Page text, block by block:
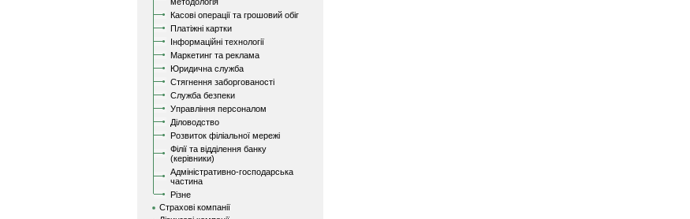
Касові операції та грошовий обіг
Платіжні картки
Інформаційні технології
Маркетинг та реклама
Юридична служба
Стягнення заборгованості
Служба безпеки
Управління персоналом
Діловодство
Розвиток філіальної мережі
Філії та відділення банку
(керівники)
Адміністративно-господарська
частина
Різне
Страхові компанії